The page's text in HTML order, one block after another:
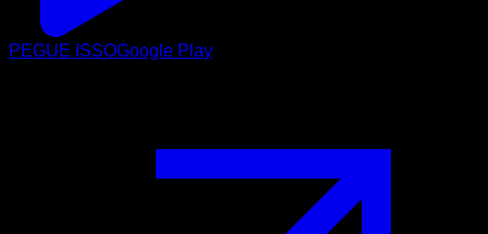
PEGUE ISSOGoogle Play